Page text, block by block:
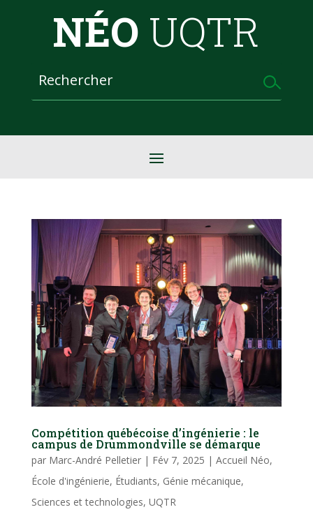
NÉO UQTR
Compétition québécoise d’ingénierie : le
campus de Drummondville se démarque
par Marc-André Pelletier| Fév 7, 2025 | Accueil Néo,
École d'ingénierie, Étudiants, Génie mécanique,
Sciences et technologies, UQTR